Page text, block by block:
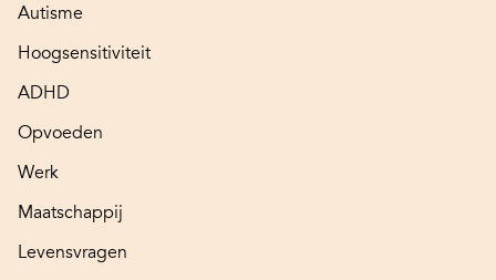
Autisme
Hoogsensitiviteit
ADHD
Opvoeden
Werk
Maatschappij
Levensvragen